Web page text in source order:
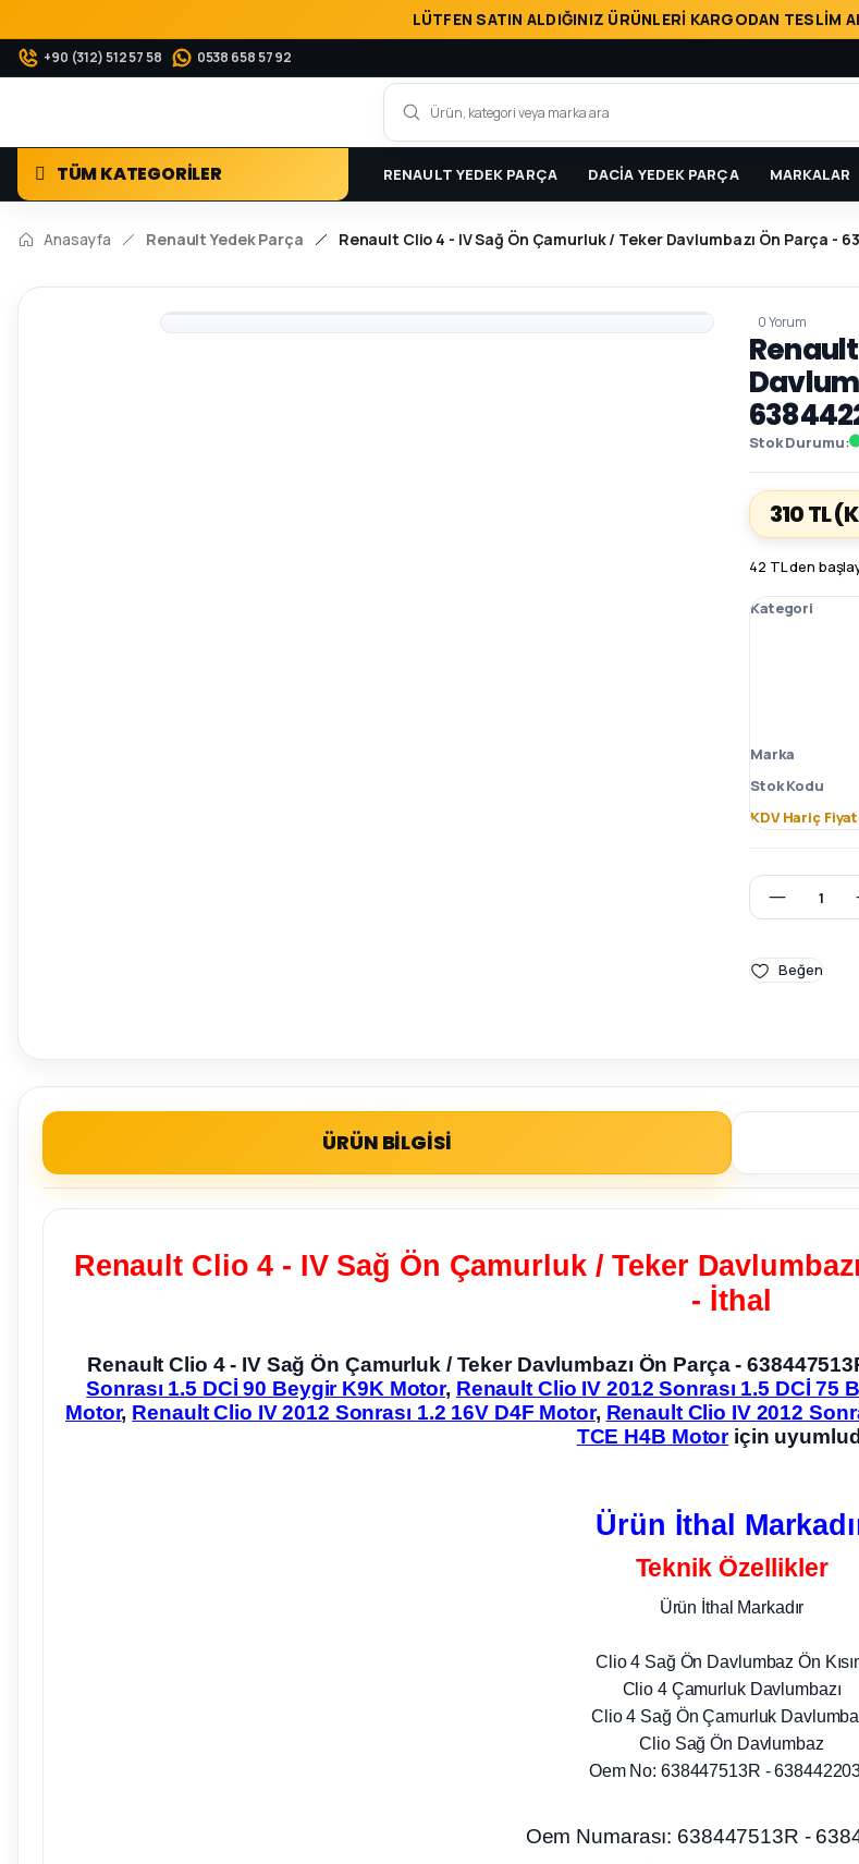
LÜTFEN SATIN ALDIĞINIZ ÜRÜNLERİ KARGODAN TESLİM
+90 (312) 512 57 58 0538 658 57 92
TÜM KATEGORİLER RENAULT YEDEK PARÇA DACİA YEDEK PARÇA MARKALAR
Anasayfa Renault Yedek Parça Renault Clio 4 - IV Sağ Ön Çamurluk / Teker Davlumbazı Ön Parça -
0 Yorum
Stok Durumu
310 TL
42 TL den
Kategori
Marka
Stok Kodu
KDV Hariç Fiyat
ÜRÜN BİLGİSİ
Renault Clio 4 - IV Sağ Ön Çamurluk / Teker
- İthal
Renault Clio 4 - IV Sağ Ön Çamurluk / Teker Davlumbazı Ön Parça -
Sonrası 1.5 DCİ 90 Beygir K9K Motor, Renault Clio IV 2012 Sonrası 1.5 DCİ 75
Motor, Renault Clio IV 2012 Sonrası 1.2 16V D4F Motor, Renault Clio IV 2012
TCE H4B Motoriçin
Ürün İthal
Teknik Özellikler
Ürün İthal Markadır
Clio 4 Sağ Ön Davlumbaz Ön
Clio 4 Çamurluk Davlumbazı
Clio 4 Sağ Ön Çamurluk
Clio Sağ Ön Davlumbaz
Oem No: 638447513R -
Oem Numarası: 638447513R -